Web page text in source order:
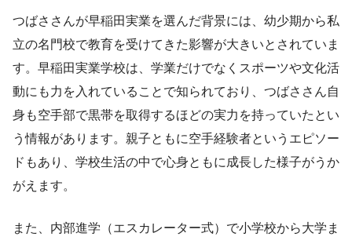
つばささんが早稲田実業を選んだ背景には、幼少期から私
立の名門校で教育を受けてきた影響が大きいとされていま
す。早稲田実業学校は、学業だけでなくスポーツや文化活
動にも力を入れていることで知られており、つばささん自
身も空手部で黒帯を取得するほどの実力を持っていたとい
う情報があります。親子ともに空手経験者というエピソー
ドもあり、学校生活の中で心身ともに成長した様子がうか
がえます。
また、内部進学（エスカレーター式）で小学校から大学ま